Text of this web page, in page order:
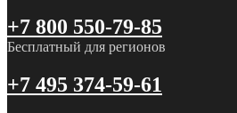
+7 800 550-79-85
Бесплатный для регионов
+7 495 374-59-61